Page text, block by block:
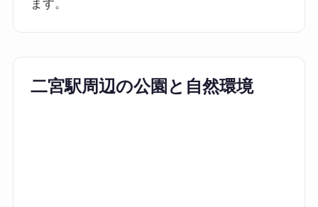
ます。
二宮駅周辺の公園と自然環境